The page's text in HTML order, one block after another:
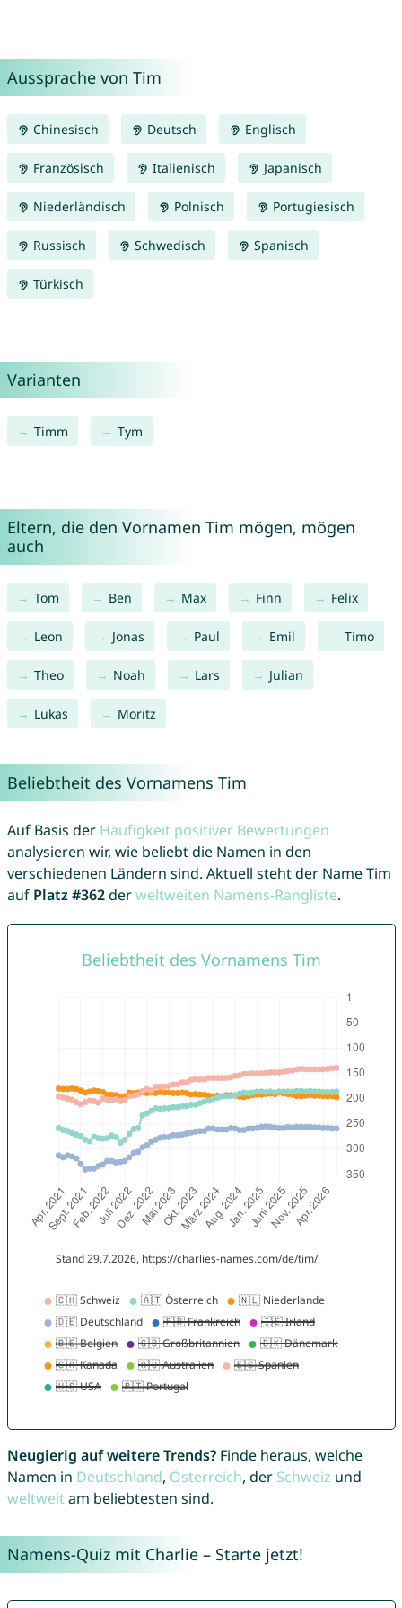
Aussprache von Tim
Chinesisch Deutsch Englisch
Französisch Italienisch Japanisch
Niederländisch Polnisch Portugiesisch
Russisch Schwedisch Spanisch
Türkisch
Varianten
Timm Tym
Eltern, die den Vornamen Tim mögen, mögen
auch
Tom Ben Max Finn Felix
Leon Jonas Paul Emil Timo
Theo Noah Lars Julian
Lukas Moritz
Beliebtheit des Vornamens Tim
Auf Basis der Häufigkeit positiver Bewertungen
analysieren wir, wie beliebt die Namen in den
verschiedenen Ländern sind. Aktuell steht der Name Tim
auf Platz #362derweltweiten Namens-Rangliste.
Neugierig auf weitere Trends?Finde heraus, welche
Namen in Deutschland, Österreich, der Schweiz und
weltweitam beliebtesten sind.
Namens-Quiz mit Charlie – Starte jetzt!